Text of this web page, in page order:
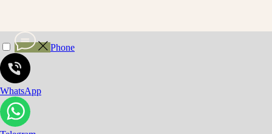
Phone
WhatsApp